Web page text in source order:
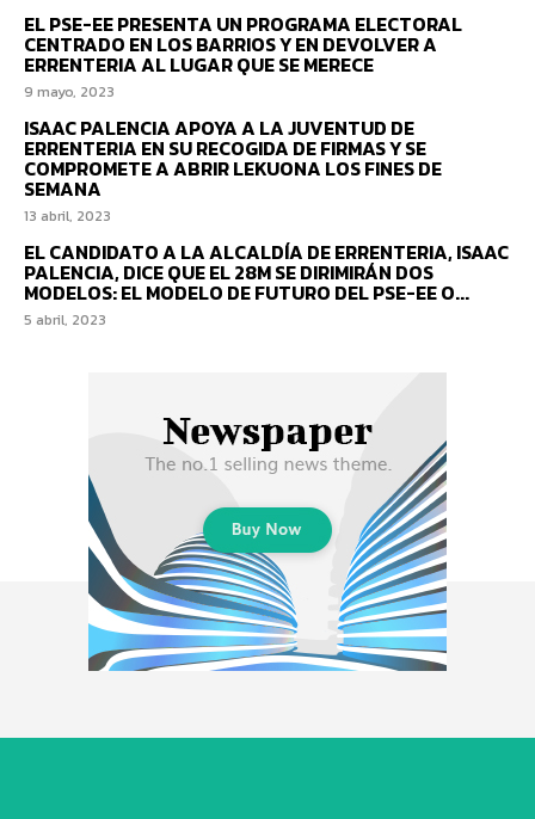
EL PSE-EE PRESENTA UN PROGRAMA ELECTORAL
CENTRADO EN LOS BARRIOS Y EN DEVOLVER A
ERRENTERIA AL LUGAR QUE SE MERECE
9 mayo, 2023
ISAAC PALENCIA APOYA A LA JUVENTUD DE
ERRENTERIA EN SU RECOGIDA DE FIRMAS Y SE
COMPROMETE A ABRIR LEKUONA LOS FINES DE
SEMANA
13 abril, 2023
EL CANDIDATO A LA ALCALDÍA DE ERRENTERIA, ISAAC
PALENCIA, DICE QUE EL 28M SE DIRIMIRÁN DOS
MODELOS: EL MODELO DE FUTURO DEL PSE-EE O...
5 abril, 2023